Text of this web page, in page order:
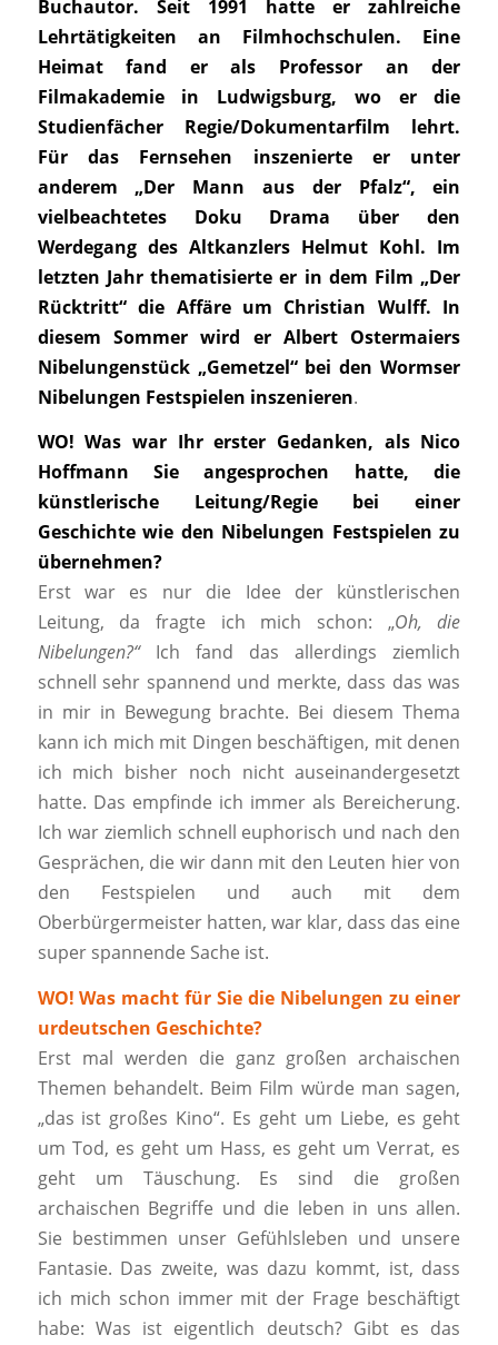
Buchautor. Seit 1991 hatte er zahlreiche
Lehrtätigkeiten an Filmhochschulen. Eine
Heimat fand er als Professor an der
Filmakademie in Ludwigsburg, wo er die
Studienfächer Regie/Dokumentarfilm lehrt.
Für das Fernsehen inszenierte er unter
anderem „Der Mann aus der Pfalz“, ein
vielbeachtetes Doku Drama über den
Werdegang des Altkanzlers Helmut Kohl. Im
letzten Jahr thematisierte er in dem Film „Der
Rücktritt“ die Affäre um Christian Wulff. In
diesem Sommer wird er Albert Ostermaiers
Nibelungenstück „Gemetzel“ bei den Wormser
Nibelungen Festspielen inszenieren.
WO! Was war Ihr erster Gedanken, als Nico
Hoffmann Sie angesprochen hatte, die
künstlerische Leitung/Regie bei einer
Geschichte wie den Nibelungen Festspielen zu
übernehmen?
Erst war es nur die Idee der künstlerischen
Leitung, da fragte ich mich schon: „Oh, die
Nibelungen?“Ich fand das allerdings ziemlich
schnell sehr spannend und merkte, dass das was
in mir in Bewegung brachte. Bei diesem Thema
kann ich mich mit Dingen beschäftigen, mit denen
ich mich bisher noch nicht auseinandergesetzt
hatte. Das empfinde ich immer als Bereicherung.
Ich war ziemlich schnell euphorisch und nach den
Gesprächen, die wir dann mit den Leuten hier von
den Festspielen und auch mit dem
Oberbürgermeister hatten, war klar, dass das eine
super spannende Sache ist.
WO! Was macht für Sie die Nibelungen zu einer
urdeutschen Geschichte?
Erst mal werden die ganz großen archaischen
Themen behandelt. Beim Film würde man sagen,
„das ist großes Kino“. Es geht um Liebe, es geht
um Tod, es geht um Hass, es geht um Verrat, es
geht um Täuschung. Es sind die großen
archaischen Begriffe und die leben in uns allen.
Sie bestimmen unser Gefühlsleben und unsere
Fantasie. Das zweite, was dazu kommt, ist, dass
ich mich schon immer mit der Frage beschäftigt
habe: Was ist eigentlich deutsch? Gibt es das